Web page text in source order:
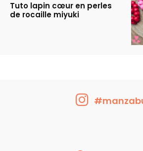
Tuto lapin cœur en perles
de rocaille miyuki